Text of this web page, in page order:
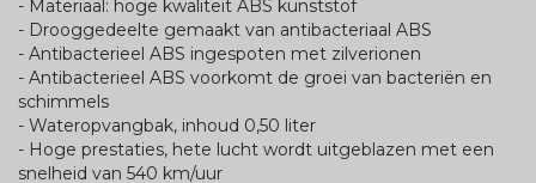
- Materiaal: hoge kwaliteit ABS kunststof
- Drooggedeelte gemaakt van antibacteriaal ABS
- Antibacterieel ABS ingespoten met zilverionen
- Antibacterieel ABS voorkomt de groei van bacteriën en
schimmels
- Wateropvangbak, inhoud 0,50 liter
- Hoge prestaties, hete lucht wordt uitgeblazen met een
snelheid van 540 km/uur